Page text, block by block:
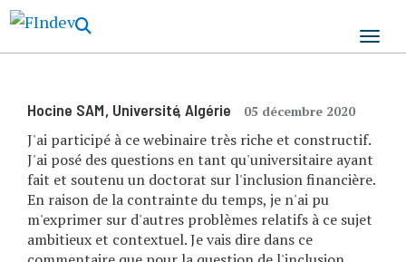
Hocine SAM, Université, Algérie 05 décembre 2020
J'ai participé à ce webinaire très riche et constructif.
J'ai posé des questions en tant qu'universitaire ayant
fait et soutenu un doctorat sur l'inclusion financière.
En raison de la contrainte du temps, je n'ai pu
m'exprimer sur d'autres problèmes relatifs à ce sujet
ambitieux et contextuel. Je vais dire dans ce